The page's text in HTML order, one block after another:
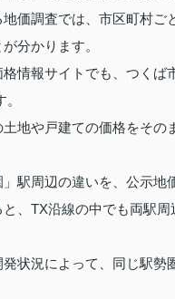
価調査では、市区町村
分かります。
情報サイトでも、つく
地や戸建ての価格をそ
駅周辺の違いを、公示
、TX沿線の中でも両駅
状況によって、同じ駅